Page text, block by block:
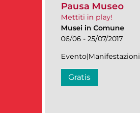
Pausa Museo
Mettiti in play!
Musei in Comune
06/06 - 25/07/2017
Evento|Manifestazioni
Gratis